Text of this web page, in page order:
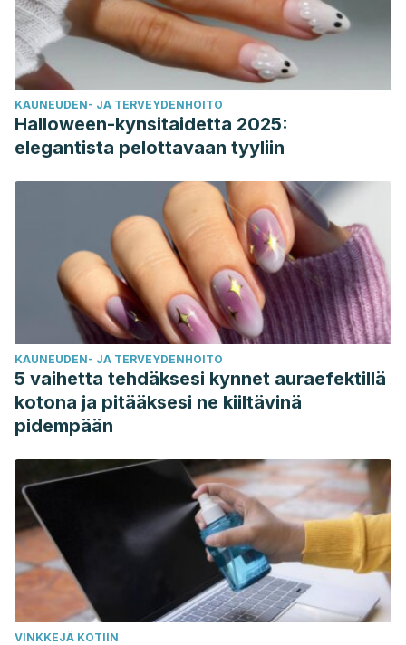
KAUNEUDEN- JA TERVEYDENHOITO
Halloween-kynsitaidetta 2025:
elegantista pelottavaan tyyliin
KAUNEUDEN- JA TERVEYDENHOITO
5 vaihetta tehdäksesi kynnet auraefektillä
kotona ja pitääksesi ne kiiltävinä
pidempään
VINKKEJÄ KOTIIN